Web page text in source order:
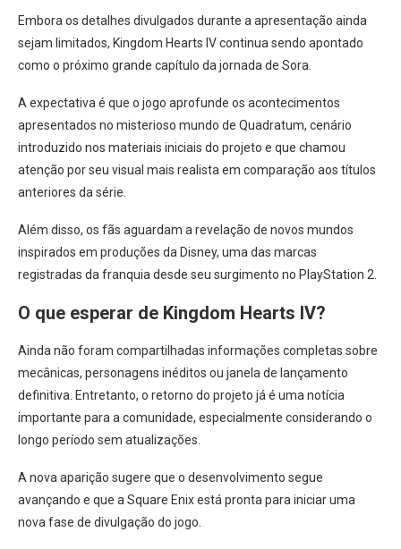
Embora os detalhes divulgados durante a apresentação ainda
sejam limitados, Kingdom Hearts IV continua sendo apontado
como o próximo grande capítulo da jornada de Sora.
A expectativa é que o jogo aprofunde os acontecimentos
apresentados no misterioso mundo de Quadratum, cenário
introduzido nos materiais iniciais do projeto e que chamou
atenção por seu visual mais realista em comparação aos títulos
anteriores da série.
Além disso, os fãs aguardam a revelação de novos mundos
inspirados em produções da Disney, uma das marcas
registradas da franquia desde seu surgimento no PlayStation 2.
O que esperar de Kingdom Hearts IV?
Ainda não foram compartilhadas informações completas sobre
mecânicas, personagens inéditos ou janela de lançamento
definitiva. Entretanto, o retorno do projeto já é uma notícia
importante para a comunidade, especialmente considerando o
longo período sem atualizações.
A nova aparição sugere que o desenvolvimento segue
avançando e que a Square Enix está pronta para iniciar uma
nova fase de divulgação do jogo.